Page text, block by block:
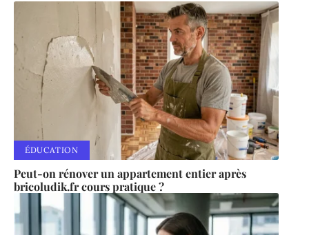
ÉDUCATION
Peut-on rénover un appartement entier après
bricoludik.fr cours pratique ?